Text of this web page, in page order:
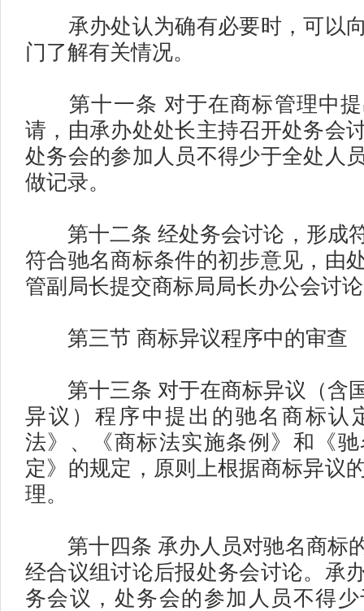
承办处认为确有必要时，可以
门了解有关情况。
第十一条 对于在商标管理中提
请，由承办处处长主持召开处务会
处务会的参加人员不得少于全处人
做记录。
第十二条 经处务会讨论，形成
符合驰名商标条件的初步意见，由
管副局长提交商标局局长办公会讨
第三节 商标异议程序中的审查
第十三条 对于在商标异议（含
异议）程序中提出的驰名商标认
法》、《商标法实施条例》和《
定》的规定，原则上根据商标异议
理。
第十四条 承办人员对驰名商标
经合议组讨论后报处务会讨论。承
务会议，处务会的参加人员不得